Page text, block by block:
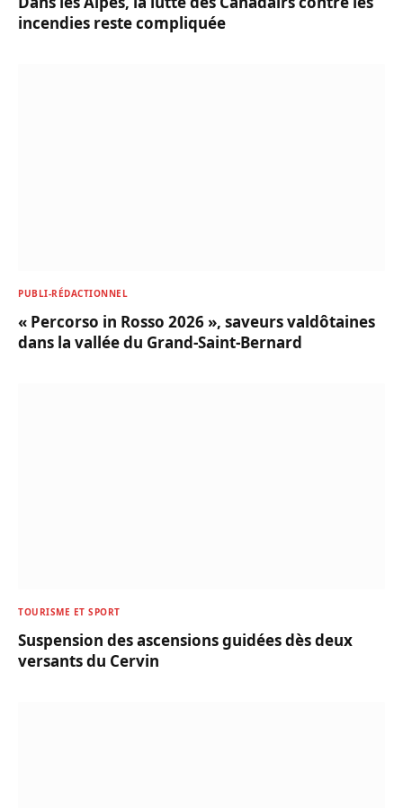
incendies reste compliquée
PUBLI-RÉDACTIONNEL
« Percorso in Rosso 2026 », saveurs valdôtaines
dans la vallée du Grand-Saint-Bernard
TOURISME ET SPORT
Suspension des ascensions guidées dès deux
versants du Cervin